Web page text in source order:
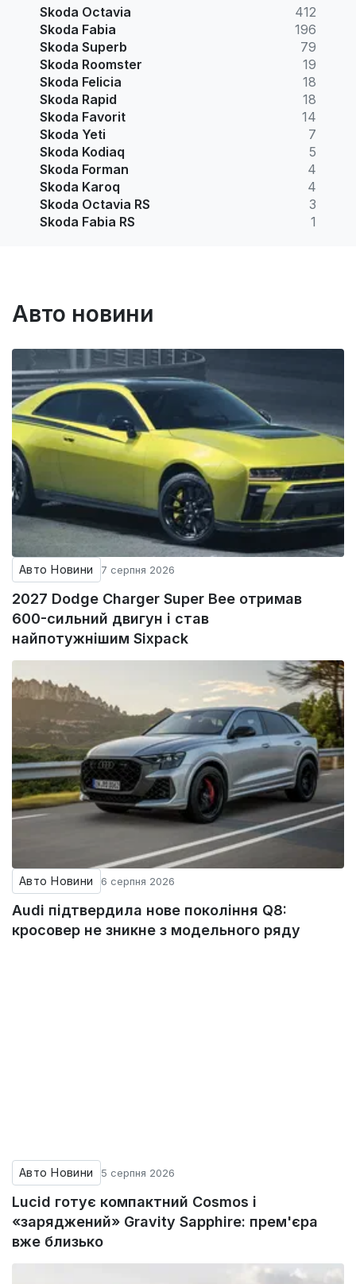
Skoda Octavia
412
Skoda Fabia
196
Skoda Superb
79
Skoda Roomster
19
Skoda Felicia
18
Skoda Rapid
18
Skoda Favorit
14
Skoda Yeti
7
Skoda Kodiaq
5
Skoda Forman
4
Skoda Karoq
4
Skoda Octavia RS
3
Skoda Fabia RS
1
Авто новини
Авто Новини 7 серпня 2026
2027 Dodge Charger Super Bee отримав
600-сильний двигун і став
найпотужнішим Sixpack
Авто Новини 6 серпня 2026
Audi підтвердила нове покоління Q8:
кросовер не зникне з модельного ряду
Авто Новини 5 серпня 2026
Lucid готує компактний Cosmos і
«заряджений» Gravity Sapphire: прем'єра
вже близько